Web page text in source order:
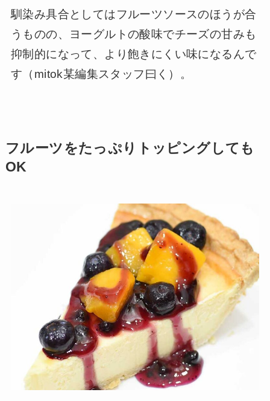
馴染み具合としてはフルーツソースのほうが合
うものの、ヨーグルトの酸味でチーズの甘みも
抑制的になって、より飽きにくい味になるんで
す（mitok某編集スタッフ曰く）。
フルーツをたっぷりトッピングしても
OK